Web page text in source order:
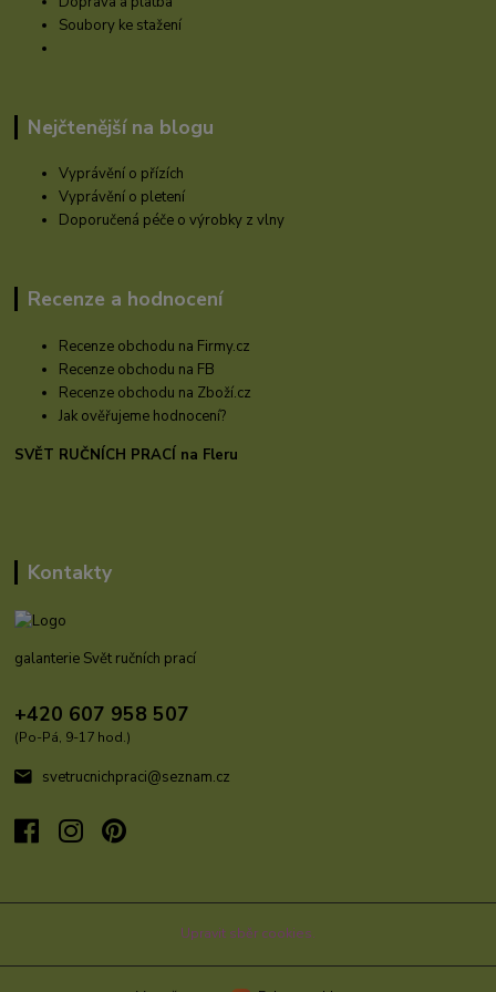
Soubory ke stažení
Nejčtenější na blogu
Vyprávění o přízích
Vyprávění o pletení
Doporučená péče o výrobky z vlny
Recenze a hodnocení
Recenze obchodu na Firmy.cz
Recenze obchodu na FB
Recenze obchodu na Zboží.cz
Jak ověřujeme hodnocení?
SVĚT RUČNÍCH PRACÍ na Fleru
Kontakty
galanterie Svět ručních prací
+420 607 958 507
(Po-Pá, 9-17 hod.)
svetrucnichpraci@seznam.cz
Upravit sběr cookies.